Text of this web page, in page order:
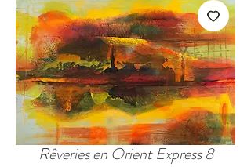
Rêveries en Orient Express 8